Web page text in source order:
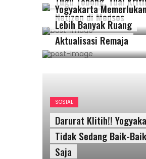
Netizen di Medsos
Yogyakarta
Lebih Banyak Ruang
Aktualisasi Remaja
SOSIAL
Darurat Klitih!!
Tidak Sedang Baik-Baik
Saja